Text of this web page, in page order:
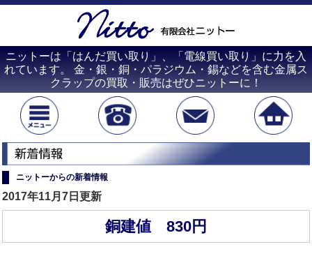
ニットーは「はんだ買い取り」、「電線買い取り」に力を入
れています。 金・銀・銅・パラジウム・錫などを含む金属ス
クラップの買取・販売はぜひニットーに！
ニットーからの新着情報
2017年11月7日更新
銅建値 830円